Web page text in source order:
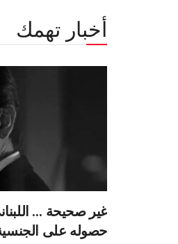
أخبار تهمك
غير صحيحة …
حصوله على